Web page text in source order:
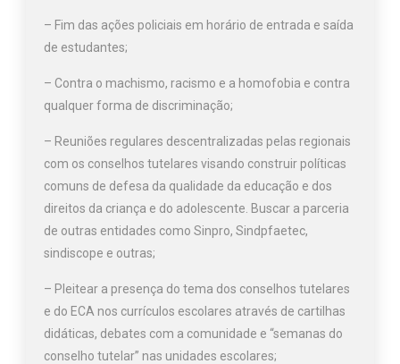
– Fim das ações policiais em horário de entrada e saída
de estudantes;
– Contra o machismo, racismo e a homofobia e contra
qualquer forma de discriminação;
– Reuniões regulares descentralizadas pelas regionais
com os conselhos tutelares visando construir políticas
comuns de defesa da qualidade da educação e dos
direitos da criança e do adolescente. Buscar a parceria
de outras entidades como Sinpro, Sindpfaetec,
sindiscope e outras;
– Pleitear a presença do tema dos conselhos tutelares
e do ECA nos currículos escolares através de cartilhas
didáticas, debates com a comunidade e “semanas do
conselho tutelar” nas unidades escolares;